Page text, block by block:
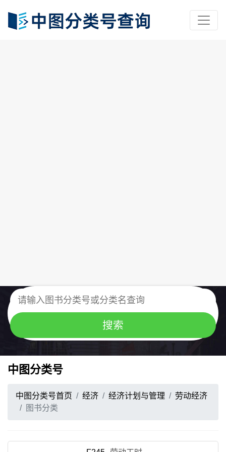
中图分类号
中图分类号首页 经济 经济计划与管理
劳动经济
图书分类